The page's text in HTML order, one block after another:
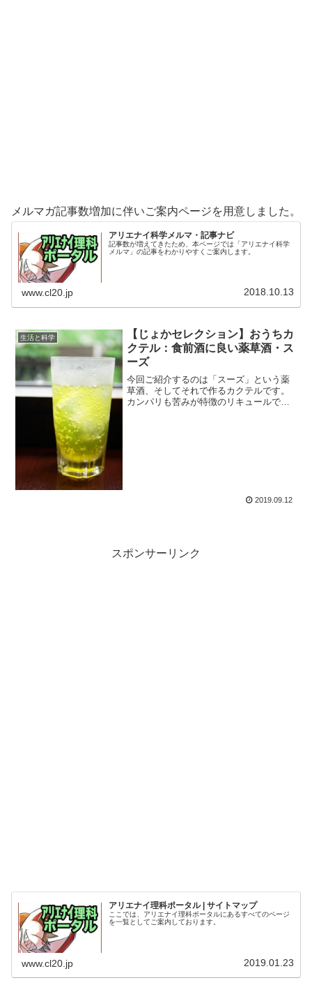
メルマガ記事数増加に伴いご案内ページを用意しました。
アリエナイ科学メルマ・記事ナビ
記事数が増えてきたため、本ページでは「アリエナイ科学
メルマ」の記事をわかりやすくご案内します。
www.cl20.jp 2018.10.13
生活と科学
【じょかセレクション】おうちカ
クテル：食前酒に良い薬草酒・ス
ーズ
今回ご紹介するのは「スーズ」という薬
草酒、そしてそれで作るカクテルです。
カンパリも苦みが特徴のリキュールでし
2019.09.12
スポンサーリンク
アリエナイ理科ポータル | サイトマップ
ここでは、アリエナイ理科ポータルにあるすべてのページ
を一覧としてご案内しております。
www.cl20.jp 2019.01.23